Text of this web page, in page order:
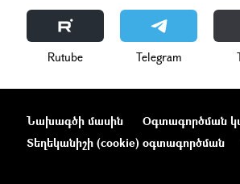
Rutube Telegram
Նախագծի մասին Օգտագործման
Տեղեկանիշի (cookie) օգտագործման